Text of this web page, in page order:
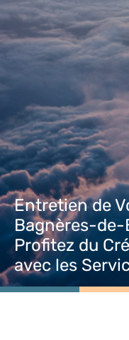
Entretien de
Bagnères-de-
Profitez du
avec les